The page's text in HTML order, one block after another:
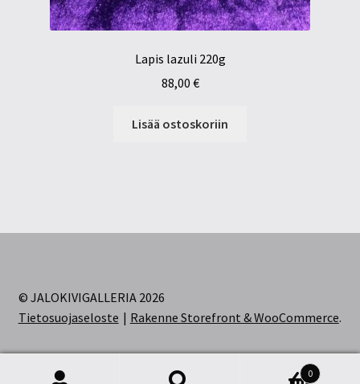
Lapis lazuli 220g
88,00 €
Lisää ostoskoriin
© JALOKIVIGALLERIA 2026
Tietosuojaseloste
Rakenne Storefront & WooCommerce.
0